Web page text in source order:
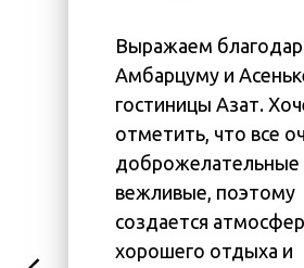
Выражаем
Амбарцуму и
гостиницы Азат.
отметить, что все
доброжелательные
вежливые, поэтому
создается
хорошего отдыха и